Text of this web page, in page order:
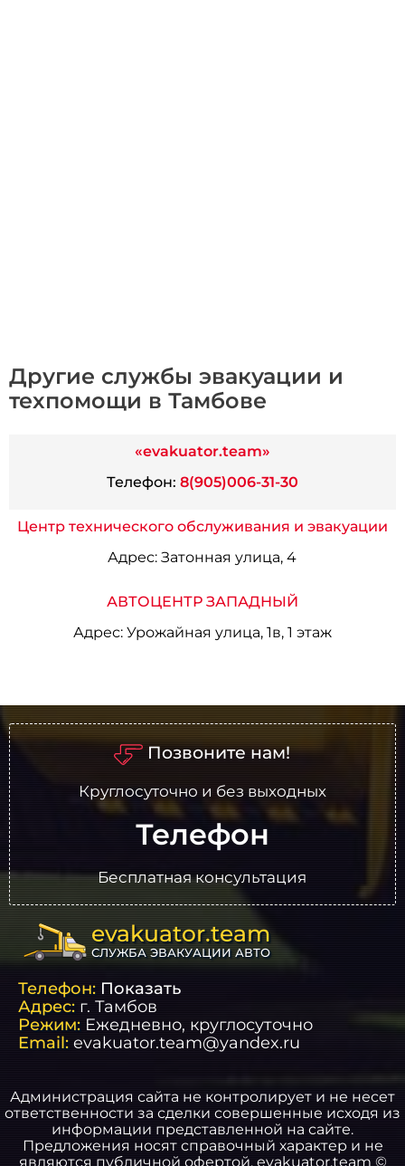
Другие службы эвакуации и
техпомощи в Тамбове
«evakuator.team»
Телефон: 8(905)006-31-30
Центр технического обслуживания и эвакуации
Адрес: Затонная улица, 4
АВТОЦЕНТР ЗАПАДНЫЙ
Адрес:Урожайная улица, 1в, 1 этаж
Позвоните нам!
Круглосуточно и без выходных
Телефон
Бесплатная консультация
evakuator.team
СЛУЖБА ЭВАКУАЦИИ АВТО
Телефон: Показать
Адрес: г.Тамбов
Режим: Ежедневно, круглосуточно
Email: evakuator.team@yandex.ru
Администрация сайта не контролирует и не несет
ответственности за сделки совершенные исходя из
информации представленной на сайте.
Предложения носят справочный характер и не
являются публичной офертой. evakuator.team ©